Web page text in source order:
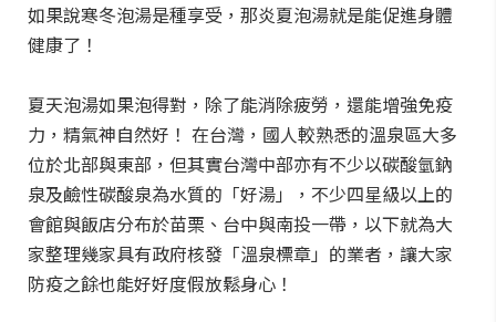
如果說寒冬泡湯是種享受，那炎夏泡湯就是能促進身體
健康了！
夏天泡湯如果泡得對，除了能消除疲勞，還能增強免疫
力，精氣神自然好！ 在台灣，國人較熟悉的溫泉區大多
位於北部與東部，但其實台灣中部亦有不少以碳酸氫鈉
泉及鹼性碳酸泉為水質的「好湯」，不少四星級以上的
會館與飯店分布於苗栗、台中與南投一帶，以下就為大
家整理幾家具有政府核發「溫泉標章」的業者，讓大家
防疫之餘也能好好度假放鬆身心！